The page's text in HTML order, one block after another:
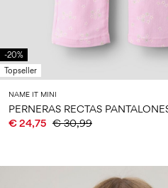
-20%
Topseller
NAME IT MINI
PERNERAS RECTAS
€ 24,75 € 30,99